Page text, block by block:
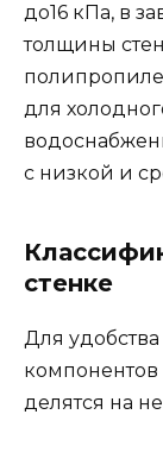
до16 кПа, в
толщины
для
с низкой и
стенке
Для
делятся на